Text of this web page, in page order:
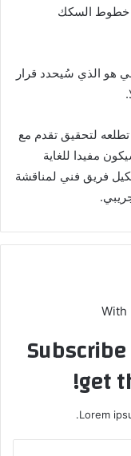
خطوط السكك
هو الذي سُيحدد قرار
لتحقيق تقدم مع
مفيدا للغاية
فريق فني لمناقشة
With
get
Lorem